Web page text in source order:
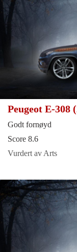
Peugeot E-308
Godt fornøyd
Score 8.6
Vurdert av Arts